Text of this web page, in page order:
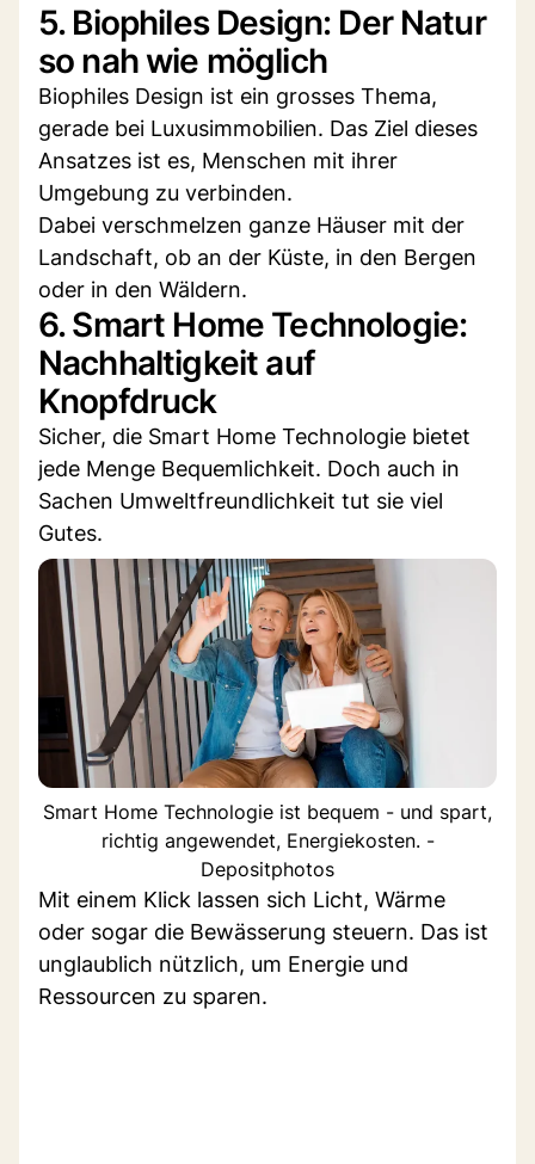
5. Biophiles Design: Der Natur
so nah wie möglich
Biophiles Design ist ein grosses Thema,
gerade bei Luxusimmobilien. Das Ziel dieses
Ansatzes ist es, Menschen mit ihrer
Umgebung zu verbinden.
Dabei verschmelzen ganze Häuser mit der
Landschaft, ob an der Küste, in den Bergen
oder in den Wäldern.
6. Smart Home Technologie:
Nachhaltigkeit auf
Knopfdruck
Sicher, die Smart Home Technologie bietet
jede Menge Bequemlichkeit. Doch auch in
Sachen Umweltfreundlichkeit tut sie viel
Gutes.
Smart Home Technologie ist bequem - und spart,
richtig angewendet, Energiekosten. -
Depositphotos
Mit einem Klick lassen sich Licht, Wärme
oder sogar die Bewässerung steuern. Das ist
unglaublich nützlich, um Energie und
Ressourcen zu sparen.